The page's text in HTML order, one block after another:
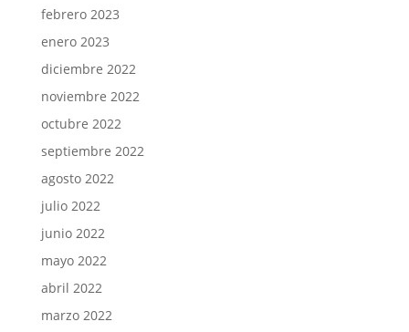
febrero 2023
enero 2023
diciembre 2022
noviembre 2022
octubre 2022
septiembre 2022
agosto 2022
julio 2022
junio 2022
mayo 2022
abril 2022
marzo 2022